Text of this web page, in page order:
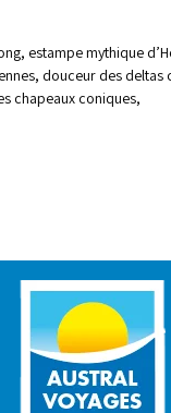
estampe mythique
douceur des deltas
chapeaux coniques,